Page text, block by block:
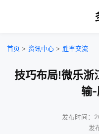
首页 > 资讯中心 > 胜率交流
技巧布局!微乐浙
输-
发布时间：
发